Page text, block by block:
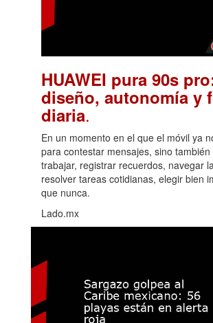
HUAWEI pura 90s
diseño, autonomía y
diaria.
En un momento en el que el móvil ya
para contestar mensajes, sino también
trabajar, registrar recuerdos, navegar
resolver tareas cotidianas, elegir bien
que nunca.
Lado.mx